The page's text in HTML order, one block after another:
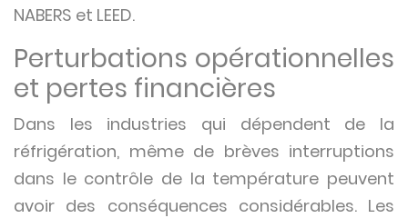
NABERS et LEED.
Perturbations opérationnelles
et pertes financières
Dans les industries qui dépendent de la
réfrigération, même de brèves interruptions
dans le contrôle de la température peuvent
avoir des conséquences considérables. Les